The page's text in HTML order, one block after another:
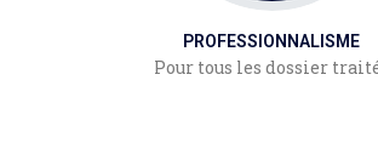
PROFESSIONNALISME
Pour tous les dossier